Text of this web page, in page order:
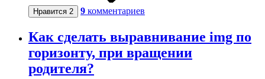
Нравится 2 9 комментариев
Как сделать выравнивание img по
горизонту, при вращении
родителя?